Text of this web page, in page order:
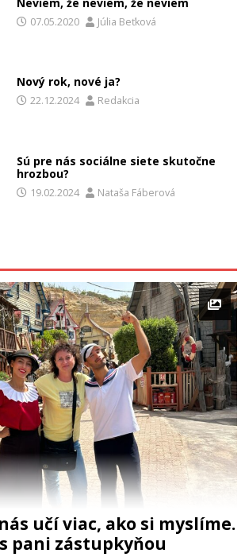
07.05.2020 Júlia Beťková
Nový rok, nové ja?
22.12.2024 Redakcia
Sú pre nás sociálne siete skutočne
hrozbou?
19.02.2024 Nataša Fáberová
učí viac, ako si myslíme.
pani zástupkyňou